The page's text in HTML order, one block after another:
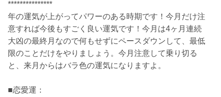
***************
年の運気が上がってパワーのある時期です！今月だけ注
意すれば今後もすごく良い運気です！今月は4ヶ月連続
大凶の最終月なので何もせずにペースダウンして、最低
限のことだけをやりましょう。今月注意して乗り切る
と、来月からはバラ色の運気になりますよ。
■恋愛運：